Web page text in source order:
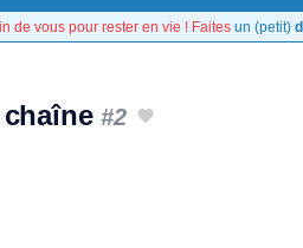
de vous pour rester en vie ! Faites un (petit)
chaîne#2